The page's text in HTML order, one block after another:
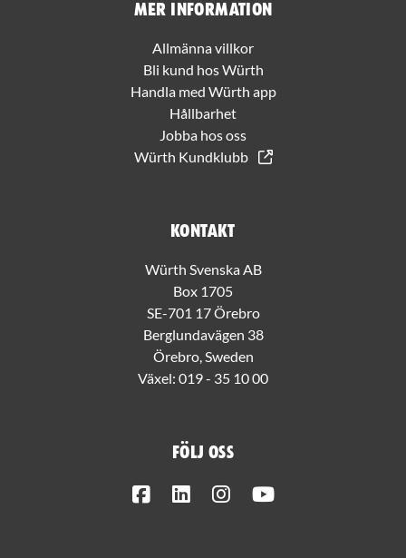
Mer information
Allmänna villkor
Bli kund hos Würth
Handla med Würth app
Hållbarhet
Jobba hos oss
Würth Kundklubb
Kontakt
Würth Svenska AB
Box 1705
SE-701 17 Örebro
Berglundavägen 38
Örebro, Sweden
Växel: 019 - 35 10 00
Följ oss
FacebookLinkedInInstagram